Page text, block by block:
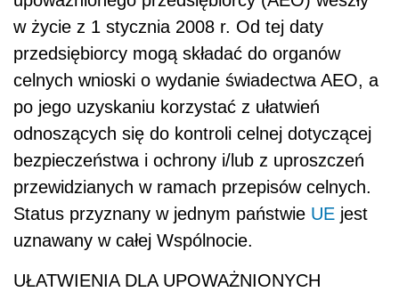
w życie z 1 stycznia 2008 r. Od tej daty
przedsiębiorcy mogą składać do organów
celnych wnioski o wydanie świadectwa AEO, a
po jego uzyskaniu korzystać z ułatwień
odnoszących się do kontroli celnej dotyczącej
bezpieczeństwa i ochrony i/lub z uproszczeń
przewidzianych w ramach przepisów celnych.
Status przyznany w jednym państwie UE jest
uznawany w całej Wspólnocie.
UŁATWIENIA DLA UPOWAŻNIONYCH